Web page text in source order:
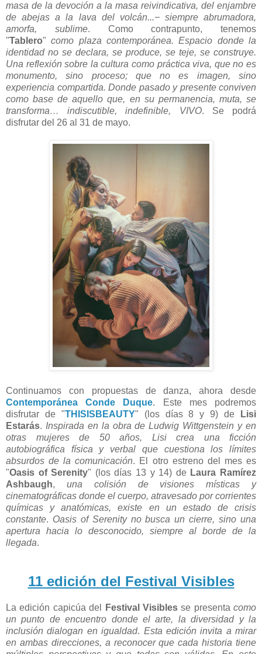
masa de la devoción a la masa reivindicativa, del enjambre
de abejas a la lava del volcán...− siempre abrumadora,
amorfa, sublime. Como contrapunto, tenemos
"Tablero"como plaza contemporánea. Espacio donde la
identidad no se declara, se produce, se teje, se construye.
Una reflexión sobre la cultura como práctica viva, que no es
monumento, sino proceso; que no es imagen, sino
experiencia compartida. Donde pasado y presente conviven
como base de aquello que, en su permanencia, muta, se
transforma… indiscutible, indefinible, VIVO. Se podrá
disfrutar del 26 al 31 de mayo.
Continuamos con propuestas de danza, ahora desde
Contemporánea Conde Duque. Este mes podremos
disfrutar de "THISISBEAUTY" (los días 8 y 9) de
Lisi
Estarás. Inspirada en la obra de Ludwig Wittgenstein y en
otras mujeres de 50 años, Lisi crea una ficción
autobiográfica física y verbal que cuestiona los límites
absurdos de la comunicación. El otro estreno del mes es
"Oasis of Serenity" (los días 13 y 14) de Laura Ramírez
Ashbaugh, una colisión de visiones místicas y
cinematográficas donde el cuerpo, atravesado por corrientes
químicas y anatómicas, existe en un estado de crisis
constante. Oasis of Serenity no busca un cierre, sino una
apertura hacia lo desconocido, siempre al borde de la
llegada.
11 edición del Festival Visibles
La edición capicúa del Festival Visiblesse presenta como
un punto de encuentro donde el arte, la diversidad y la
inclusión dialogan en igualdad. Esta edición invita a mirar
en ambas direcciones, a reconocer que cada historia tiene